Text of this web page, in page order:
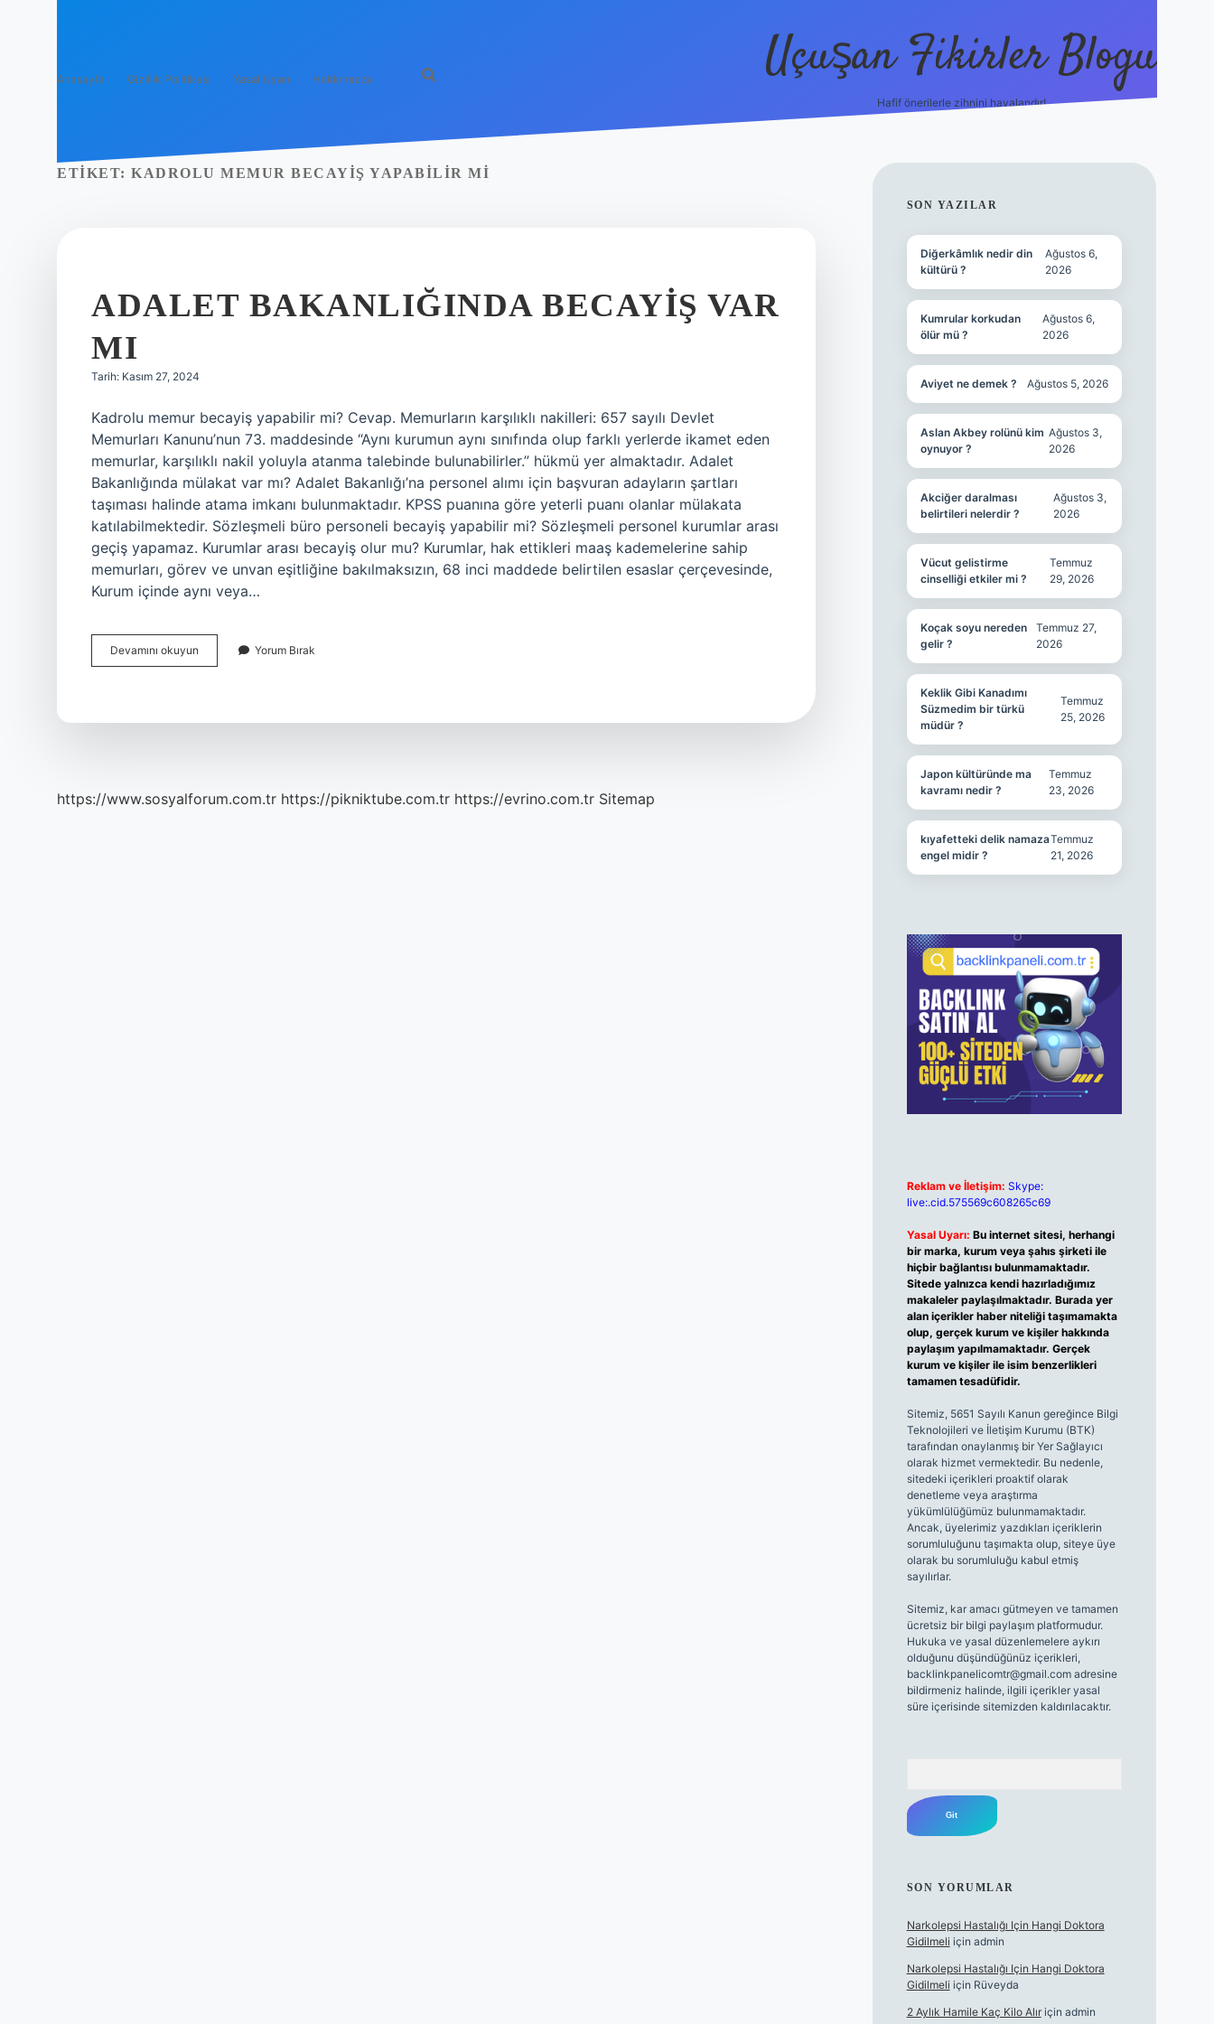
Anasayfa Gizlilik Politikası Yasal Uyarı Hakkımızda Uçuşan Fikirler Blogu
Hafif önerilerle zihnini havalandır!
ETIKET: KADROLU MEMUR BECAYIŞ YAPABILIR MI
ADALET BAKANLIĞINDA BECAYIŞ VAR
MI
Tarih: Kasım 27, 2024
Kadrolu memur becayiş yapabilir mi? Cevap. Memurların karşılıklı nakilleri: 657 sayılı Devlet
Memurları Kanunu’nun 73. maddesinde “Aynı kurumun aynı sınıfında olup farklı yerlerde ikamet eden
memurlar, karşılıklı nakil yoluyla atanma talebinde bulunabilirler.” hükmü yer almaktadır. Adalet
Bakanlığında mülakat var mı? Adalet Bakanlığı’na personel alımı için başvuran adayların şartları
taşıması halinde atama imkanı bulunmaktadır. KPSS puanına göre yeterli puanı olanlar mülakata
katılabilmektedir. Sözleşmeli büro personeli becayiş yapabilir mi? Sözleşmeli personel kurumlar arası
geçiş yapamaz. Kurumlar arası becayiş olur mu? Kurumlar, hak ettikleri maaş kademelerine sahip
memurları, görev ve unvan eşitliğine bakılmaksızın, 68 inci maddede belirtilen esaslar çerçevesinde,
Kurum içinde aynı veya…
Devamını okuyun
Bakanlığında
Yorum Bırak
https://www.sosyalforum.com.tr https://pikniktube.com.tr https://evrino.com.tr Sitemap
SIDEBAR
SON YAZILAR
Diğerkâmlık nedir din
kültürü ?
Ağustos 6,
2026
Kumrular korkudan
ölür mü ?
Ağustos 6,
2026
Aviyet ne demek ? Ağustos 5, 2026
Aslan Akbey rolünü kim
oynuyor ?
Ağustos 3,
2026
Akciğer daralması
belirtileri nelerdir ?
Ağustos 3,
2026
Vücut gelistirme
cinselliği etkiler mi ?
Temmuz
29, 2026
Koçak soyu nereden
gelir ?
Temmuz 27,
2026
Keklik Gibi Kanadımı
Süzmedim bir türkü
müdür ?
Temmuz
25, 2026
Japon kültüründe ma
kavramı nedir ?
Temmuz
23, 2026
kıyafetteki delik namaza
engel midir ?
Temmuz
21, 2026
Reklam ve İletişim: Skype:
live:.cid.575569c608265c69
Yasal Uyarı: Bu internet sitesi, herhangi
bir marka, kurum veya şahıs şirketi ile
hiçbir bağlantısı bulunmamaktadır.
Sitede yalnızca kendi hazırladığımız
makaleler paylaşılmaktadır. Burada yer
alan içerikler haber niteliği taşımamakta
olup, gerçek kurum ve kişiler hakkında
paylaşım yapılmamaktadır. Gerçek
kurum ve kişiler ile isim benzerlikleri
tamamen tesadüfidir.
Sitemiz, 5651 Sayılı Kanun gereğince Bilgi
Teknolojileri ve İletişim Kurumu (BTK)
tarafından onaylanmış bir Yer Sağlayıcı
olarak hizmet vermektedir. Bu nedenle,
sitedeki içerikleri proaktif olarak
denetleme veya araştırma
yükümlülüğümüz bulunmamaktadır.
Ancak, üyelerimiz yazdıkları içeriklerin
sorumluluğunu taşımakta olup, siteye üye
olarak bu sorumluluğu kabul etmiş
sayılırlar.
Sitemiz, kar amacı gütmeyen ve tamamen
ücretsiz bir bilgi paylaşım platformudur.
Hukuka ve yasal düzenlemelere aykırı
olduğunu düşündüğünüz içerikleri,
backlinkpanelicomtr@gmail.comadresine
bildirmeniz halinde, ilgili içerikler yasal
süre içerisinde sitemizden kaldırılacaktır.
SON YORUMLAR
Narkolepsi Hastalığı Için Hangi Doktora
Gidilmeli için admin
Narkolepsi Hastalığı Için Hangi Doktora
Gidilmeli için Rüveyda
2 Aylık Hamile Kaç Kilo Alıriçin admin
hiltonbet güncel giriş